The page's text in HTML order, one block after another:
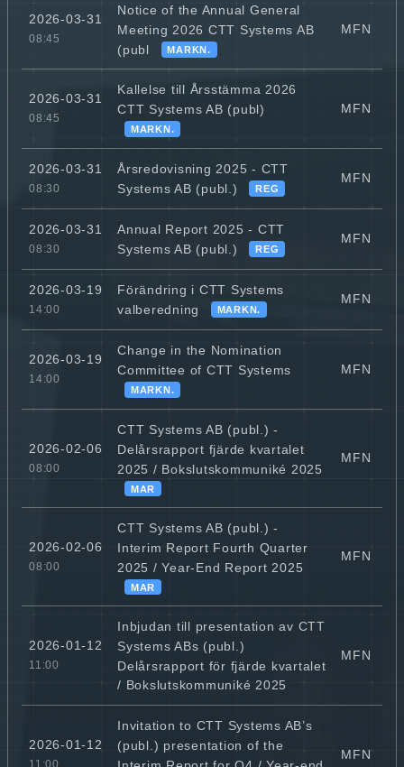
2026-03-31
08:45
Notice of the Annual General
Meeting 2026 CTT Systems AB
(publ
MARKN.
MFN
2026-03-31
08:45
Kallelse till Årsstämma 2026
CTT Systems AB (publ)
MARKN.
MFN
2026-03-31
08:30
Årsredovisning 2025 - CTT
Systems AB (publ.)
REG
MFN
2026-03-31
08:30
Annual Report 2025 - CTT
Systems AB (publ.)
REG
MFN
2026-03-19
14:00
Förändring i CTT Systems
valberedning
MARKN.
MFN
2026-03-19
14:00
Change in the Nomination
Committee of CTT Systems
MARKN.
MFN
2026-02-06
08:00
CTT Systems AB (publ.) -
Delårsrapport fjärde kvartalet
2025 / Bokslutskommuniké 2025
MAR
MFN
2026-02-06
08:00
CTT Systems AB (publ.) -
Interim Report Fourth Quarter
2025 / Year-End Report 2025
MAR
MFN
2026-01-12
11:00
Inbjudan till presentation av CTT
Systems ABs (publ.)
Delårsrapport för fjärde kvartalet
/ Bokslutskommuniké 2025
MFN
2026-01-12
11:00
Invitation to CTT Systems AB’s
(publ.) presentation of the
MFN